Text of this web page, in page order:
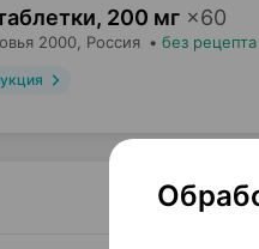
, 200 мг ×60
2000 , Россия • без рецепта